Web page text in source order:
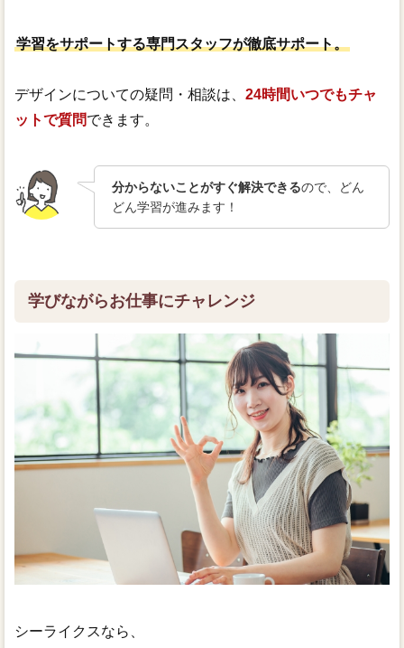
学習をサポートする専門スタッフが徹底サポート。
デザインについての疑問・相談は、 24時間いつでもチャ
ットで質問できます。
分からないことがすぐ解決できるので、どん
どん学習が進みます！
学びながらお仕事にチャレンジ
シーライクスなら、